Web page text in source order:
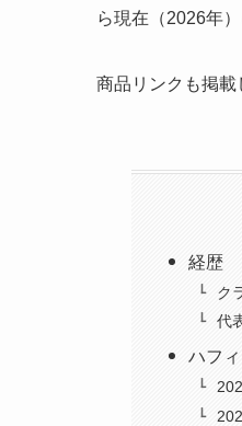
ら現在（2026年
商品リンクも掲載
経歴
ク
代
ハフ